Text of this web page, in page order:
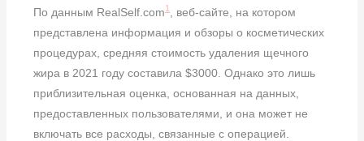
По данным RealSelf.com1
, веб-сайте, на котором
представлена информация и обзоры о косметических
процедурах, средняя стоимость удаления щечного
жира в 2021 году составила $3000. Однако это лишь
приблизительная оценка, основанная на данных,
предоставленных пользователями, и она может не
включать все расходы, связанные с операцией.